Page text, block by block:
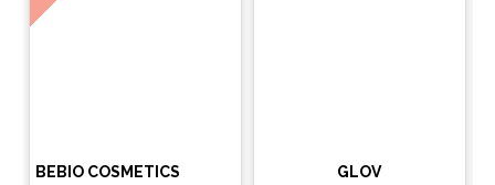
BEBIO COSMETICS
GLOV